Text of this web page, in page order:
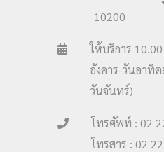
10200
ให้บริการ
อังคาร-วันอาทิ
วันจันทร์)
โทรศัพท์ : 02
โทรสาร : 02